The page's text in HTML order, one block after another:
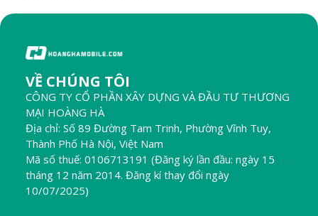
VỀ CHÚNG TÔI
CÔNG TY CỔ PHẦN XÂY DỰNG VÀ ĐẦU TƯ THƯƠNG
MẠI HOÀNG HÀ
Địa chỉ: Số 89 Đường Tam Trinh, Phường Vĩnh Tuy,
Thành Phố Hà Nội, Việt Nam
Mã số thuế: 0106713191 (Đăng ký lần đầu: ngày 15
tháng 12 năm 2014. Đăng kí thay đổi ngày
10/07/2025)